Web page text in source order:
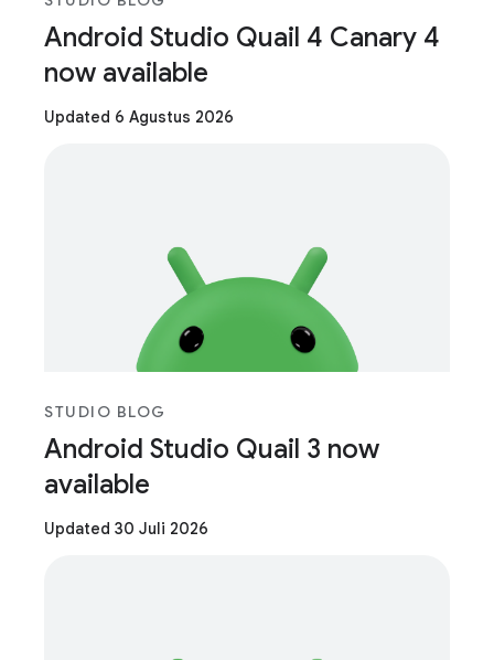
Android Studio Quail 4 Canary 4
now available
Updated 6 Agustus 2026
STUDIO BLOG
Android Studio Quail 3 now
available
Updated 30 Juli 2026